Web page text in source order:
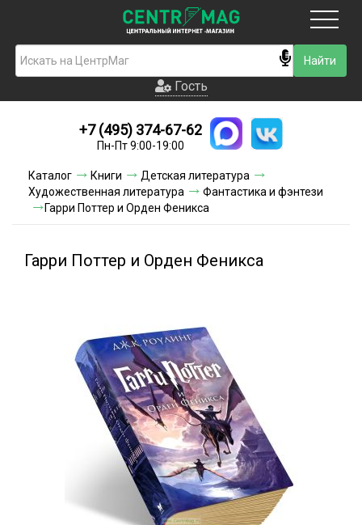
Гость
Новинки
Условия доставки
Условия оплаты
Гость
+7 (495) 374-67-62
Пн-Пт 9:00-19:00
Каталог Книги
Детская литература
Художественная литература
Фантастика и фэнтези
Гарри Поттер и Орден Феникса
Гарри Поттер и Орден Феникса